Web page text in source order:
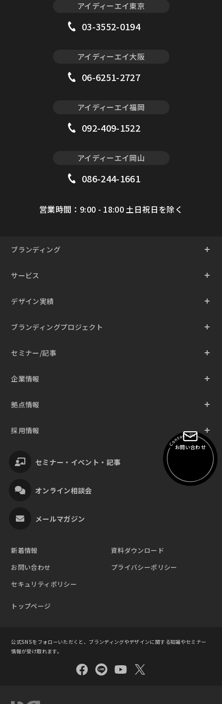
アイディーエイ東京
03-3552-0194
アイディーエイ大阪
06-6251-2727
アイディーエイ福岡
092-409-1522
アイディーエイ岡山
086-244-1661
営業時間：9:00 - 18:00 土日祝日を除く
セミナー・イベント・記事
オンライン相談会
メールマガジン
ブランディング
サービス
デザイン実績
ブランディングプロジェクト
セミナー/記事
企業情報
拠点情報
採用情報
新着情報
資料ダウンロード
お問い合わせ
プライバシーポリシー
セキュリティポリシー
トップページ
公式SNSをフォローいただくと、ブランディングやデザインに関する知識やセミナー
情報が受け取れます。
お問い合わせ